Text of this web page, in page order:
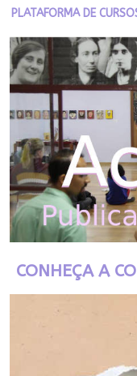
PLATAFORMA DE
CONHEÇA A